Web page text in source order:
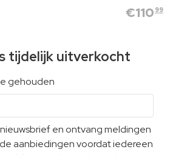
€110 99
tijdelijk uitverkocht
gehouden
en ontvang meldingen
aanbiedingen voordat iedereen